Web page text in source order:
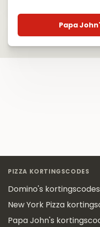
Papa
PIZZA KORTINGSCODES
Domino's kortingscodes
New York Pizza
Papa John's